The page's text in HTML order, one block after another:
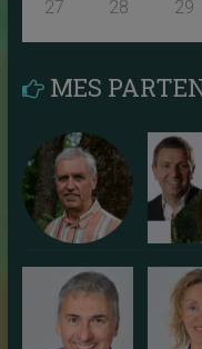
27 28 29
MES